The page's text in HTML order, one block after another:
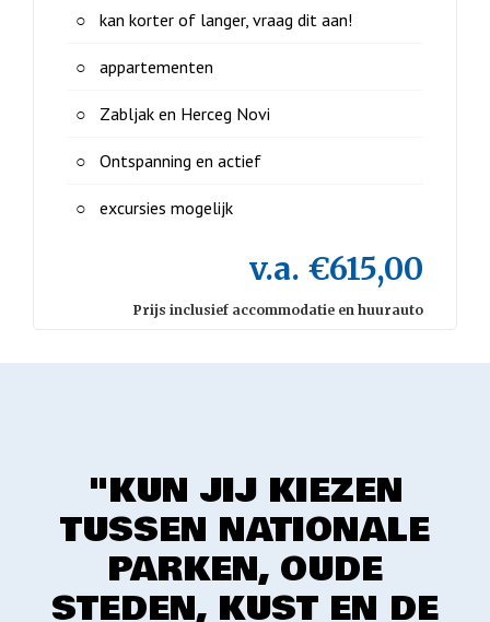
kan korter of langer, vraag dit aan!
appartementen
Zabljak en Herceg Novi
Ontspanning en actief
excursies mogelijk
v.a. €615,00
Prijs inclusief accommodatie en huurauto
"KUN JIJ KIEZEN
TUSSEN NATIONALE
PARKEN, OUDE
STEDEN, KUST EN DE